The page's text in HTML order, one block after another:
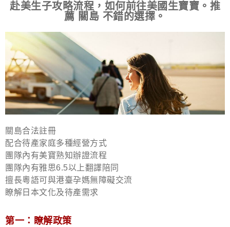
赴美生子攻略流程，如何前往美國生寶寶。推
薦 關島 不錯的選擇。
關島合法註冊
配合待產家庭多種經營方式
團隊內有美寶熟知辦證流程
團隊內有雅思6.5以上翻譯陪同
擅長粵語可與港臺孕媽無障礙交流
瞭解日本文化及待產需求
第一：瞭解政策